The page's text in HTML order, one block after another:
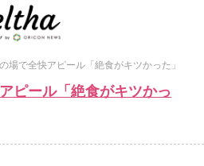
場で全快アピール「絶食がキツかった」
ピール「絶食がキツかっ